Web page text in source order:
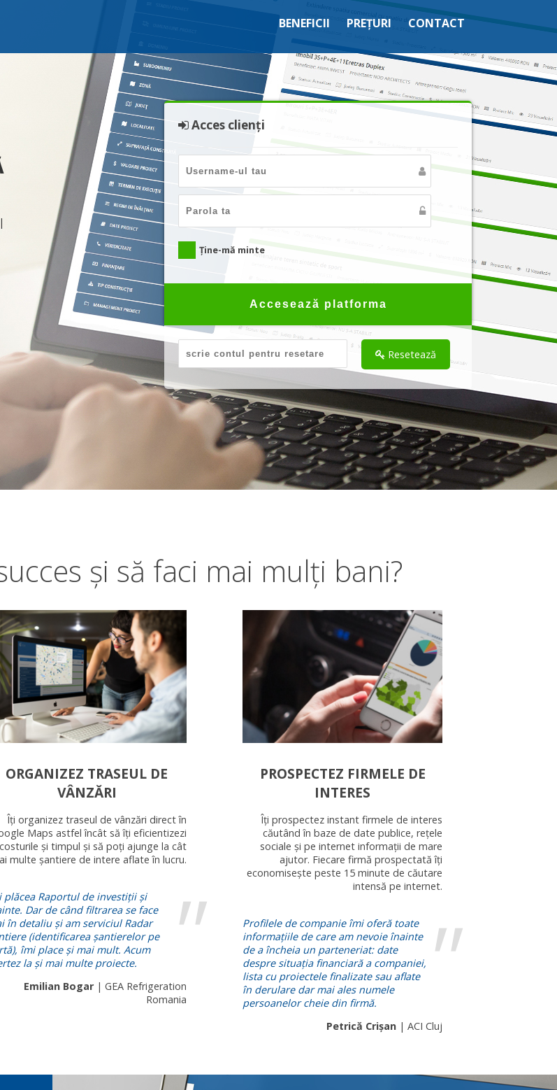
BENEFICII PREȚURI CONTACT
Acces clienți
Ține-mă minte
Accesează platforma
Resetează
și să faci mai mulți bani?
ORGANIZEZ TRASEUL DE
VÂNZĂRI
Îți organizez traseul de vânzări direct în
Maps astfel încât să îți eficientizezi
costurile și timpul și să poți ajunge la cât
multe șantiere de intere aflate în lucru.
plăcea Raportul de investiții și
Dar de când filtrarea se face
în detaliu și am serviciul Radar
(identificarea șantierelor pe
îmi place și mai mult. Acum
la și mai multe proiecte.
Emilian Bogar | GEA Refrigeration
Romania
PROSPECTEZ FIRMELE DE
INTERES
Îți prospectez instant firmele de interes
căutând în baze de date publice, rețele
sociale și pe internet informații de mare
ajutor. Fiecare firmă prospectată îți
economisește peste 15 minute de căutare
intensă pe internet.
Profilele de companie îmi oferă toate
informațiile de care am nevoie înainte
de a încheia un parteneriat: date
despre situația financiară a companiei,
lista cu proiectele finalizate sau aflate
în derulare dar mai ales numele
persoanelor cheie din firmă.
Petrică Crișan | ACI Cluj